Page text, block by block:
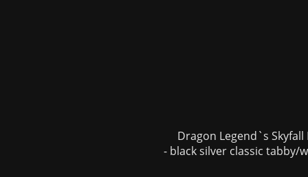
Dragon Legend`s Skyfall
- black silver classic tabby/